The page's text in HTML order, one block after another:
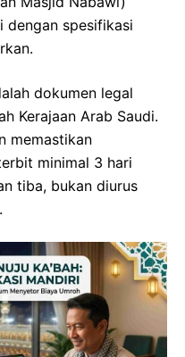
dengan spesifikasi
dokumen legal
Kerajaan Arab Saudi.
memastikan
minimal 3 hari
tiba, bukan diurus